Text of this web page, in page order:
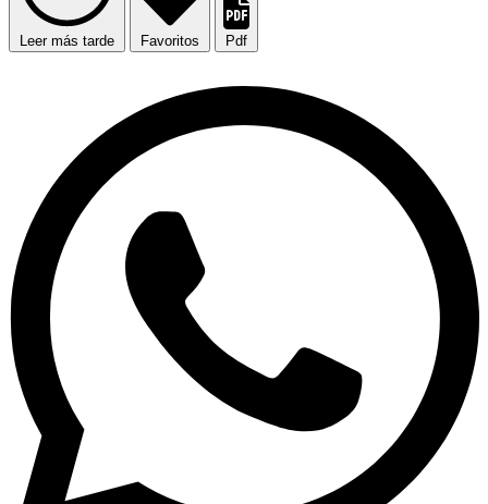
Leer más tarde Favoritos Pdf